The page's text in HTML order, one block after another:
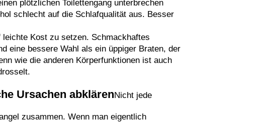
plötzlichen Toilettengang unterbrechen
schlecht auf die Schlafqualität aus. Besser
Kost zu setzen. Schmackhaftes
eine bessere Wahl als ein üppiger Braten, der
wie die anderen Körperfunktionen ist auch
Ursachen abklärenNicht jede
zusammen. Wenn man eigentlich